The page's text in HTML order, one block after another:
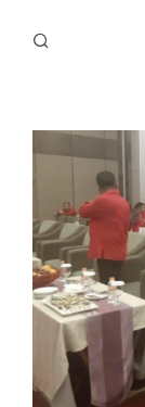
Politik
Sumatera
Tapanuli
Nusantara
Megapolitan